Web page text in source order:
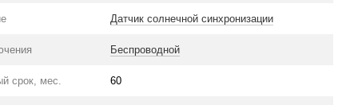
Датчик солнечной синхронизации
Беспроводной
срок, мес. 60